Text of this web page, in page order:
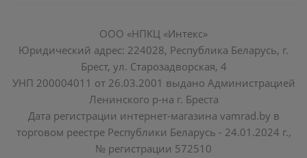
ООО «НПКЦ «Интекс»
Юридический адрес: 224028, Республика Беларусь, г.
Брест, ул. Старозадворская, 4
УНП 200004011 от 26.03.2001 выдано Администрацией
Ленинского р-на г. Бреста
Дата регистрации интернет-магазина vamrad.by в
торговом реестре Республики Беларусь - 24.01.2024 г.,
№ регистрации 572510